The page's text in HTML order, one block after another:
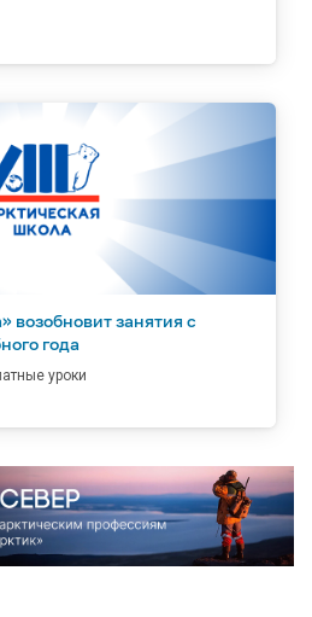
возобновит занятия с
года
уроки